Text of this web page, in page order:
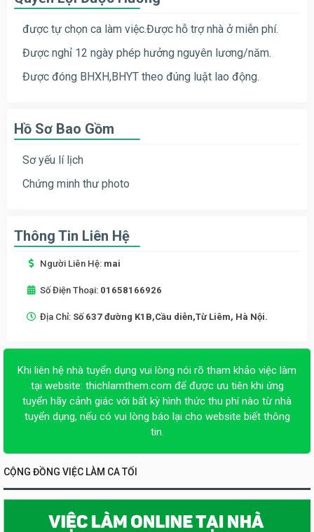
được tự chọn ca làm việc.Được hỗ trợ nhà ở miễn phí.
Được nghỉ 12 ngày phép hưởng nguyên lương/năm.
Được đóng BHXH,BHYT theo đúng luật lao động.
Hồ Sơ Bao Gồm
Sơ yếu lí lịch
Chứng minh thư photo
Thông Tin Liên Hệ
Người Liên Hệ: mai
Số Điện Thoại: 01658166926
Địa Chỉ: Số 637 đường K1B,Cầu diễn,Từ Liêm, Hà Nội.
Khi liên hệ nhà tuyển dụng vui lòng nói rõ tham khảo việc làm
tại website: thichlamthem.com để được ưu tiên khi ứng
tuyển hãy cảnh giác với bất kỳ hình thức thu phí nào từ nhà
tuyển dụng, nếu có vui lòng báo lại cho website biết thông
tin.
CỘNG ĐỒNG VIỆC LÀM CA TỐI